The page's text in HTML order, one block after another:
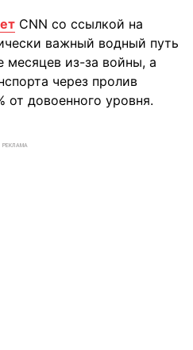
CNN со ссылкой на
важный водный путь
месяцев из-за войны, а
через пролив
от довоенного уровня.
РЕКЛАМА